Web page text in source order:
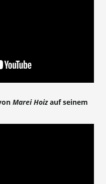
Marei Hoizauf seinem